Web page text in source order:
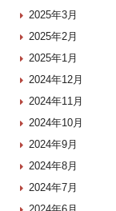
2025年3月
2025年2月
2025年1月
2024年12月
2024年11月
2024年10月
2024年9月
2024年8月
2024年7月